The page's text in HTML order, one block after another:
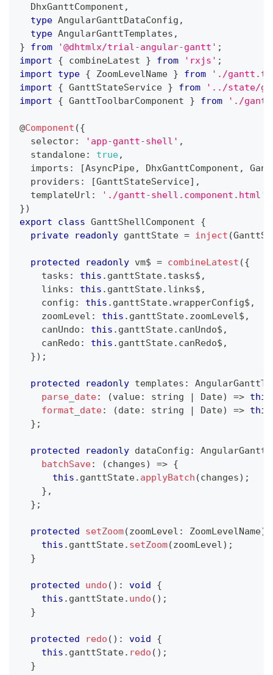
  DhxGanttComponent
,
type AngularGanttDataConfig ,
type AngularGanttTemplates ,
}
from '@dhtmlx/trial-angular-gantt' ;
import
{ combineLatest } from 'rxjs' ;
import
type { ZoomLevelName } from
'./
import
{ GanttStateService } from
'../state/
import
{ GanttToolbarComponent } from './
@Component ({
  selector
: 'app-gantt-shell' ,
  standalone
: true,
  imports
: [AsyncPipe, DhxGanttComponent ,
  providers
: [GanttStateService] ,
  templateUrl
: './gantt-shell.component.html'
})
export
class GanttShellComponent
{
private
readonly ganttState = inject (
protected readonly vm$ = combineLatest ({
    tasks
: this . ganttState. tasks$ ,
    links
: this . ganttState. links$ ,
    config
: this . ganttState.wrapperConfig$ ,
    zoomLevel
: this . ganttState. zoomLevel$ ,
    canUndo
: this . ganttState. canUndo$ ,
    canRedo
: this . ganttState. canRedo$ ,
}) ;
protected readonly templates :
parse_date: (value: string | Date) => this
format_date: (date: string | Date) => this
} ;
protected readonly dataConfig :
batchSave: (changes) => {
this . ganttState. applyBatch (changes) ;
} ,
} ;
protected setZoom(zoomLevel : ZoomLevelName)
this . ganttState. setZoom(zoomLevel) ;
}
protected undo ( ) : void
{
this . ganttState. undo ( ) ;
}
protected redo ( ) : void
{
this . ganttState. redo ( ) ;
}